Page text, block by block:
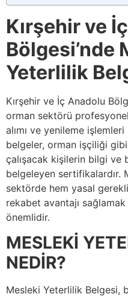
Kırşehir ve
Bölgesi’nde
Yeterlilik
Kırşehir ve İç Anadolu
orman sektörü
alımı ve yenileme
belgeler, orman işçiliği
çalışacak kişilerin bilgi ve
belgeleyen sertifikalardır.
sektörde hem yasal
rekabet avantajı sağlamak
önemlidir.
MESLEKİ
NEDİR?
Mesleki Yeterlilik Belgesi,